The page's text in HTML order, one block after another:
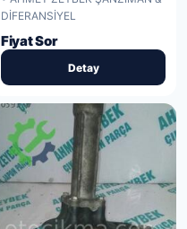
DİFERANSİYEL
Fiyat Sor
Detay